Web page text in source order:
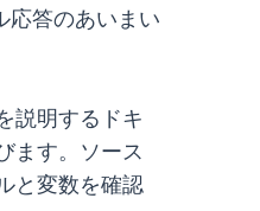
応答のあいまい
説明するドキ
ます。ソース
と変数を確認